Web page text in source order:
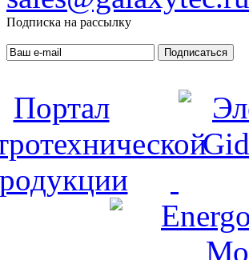
Подписка на рассылку
Подписаться